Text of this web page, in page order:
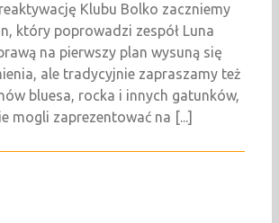
Klubu Bolko zaczniemy
który poprowadzi zespół Luna
na pierwszy plan wysuną się
ale tradycyjnie zapraszamy też
bluesa, rocka i innych gatunków,
mogli zaprezentować na [...]